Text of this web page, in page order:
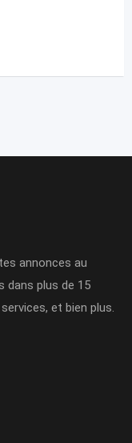
annonces au
dans plus de 15
et bien plus.